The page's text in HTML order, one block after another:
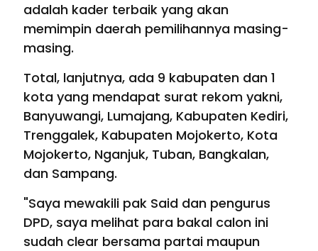
adalah kader terbaik yang akan
memimpin daerah pemilihannya masing-
masing.
Total, lanjutnya, ada 9 kabupaten dan 1
kota yang mendapat surat rekom yakni,
Banyuwangi, Lumajang, Kabupaten Kediri,
Trenggalek, Kabupaten Mojokerto, Kota
Mojokerto, Nganjuk, Tuban, Bangkalan,
dan Sampang.
"Saya mewakili pak Said dan pengurus
DPD, saya melihat para bakal calon ini
sudah clear bersama partai maupun